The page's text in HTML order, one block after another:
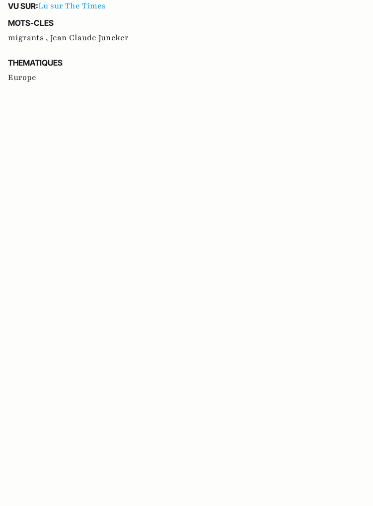
VU SUR:Lu sur The Times
MOTS-CLES
migrants , Jean Claude Juncker
THEMATIQUES
Europe